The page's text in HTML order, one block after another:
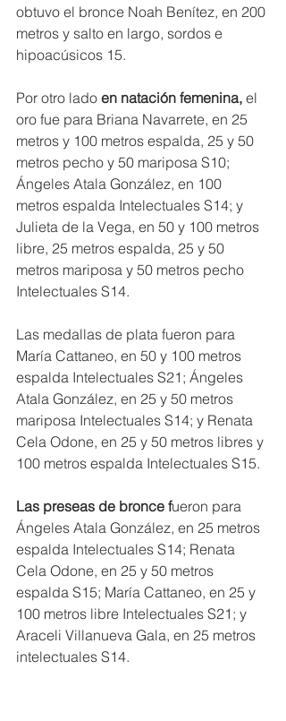
obtuvo el bronce Noah Benítez, en 200
metros y salto en largo, sordos e
hipoacúsicos 15.
Por otro lado en natación femenina, el
oro fue para Briana Navarrete, en 25
metros y 100 metros espalda, 25 y 50
metros pecho y 50 mariposa S10;
Ángeles Atala González, en 100
metros espalda Intelectuales S14; y
Julieta de la Vega, en 50 y 100 metros
libre, 25 metros espalda, 25 y 50
metros mariposa y 50 metros pecho
Intelectuales S14.
Las medallas de plata fueron para
María Cattaneo, en 50 y 100 metros
espalda Intelectuales S21; Ángeles
Atala González, en 25 y 50 metros
mariposa Intelectuales S14; y Renata
Cela Odone, en 25 y 50 metros libres y
100 metros espalda Intelectuales S15.
Las preseas de bronce fueron para
Ángeles Atala González, en 25 metros
espalda Intelectuales S14; Renata
Cela Odone, en 25 y 50 metros
espalda S15; María Cattaneo, en 25 y
100 metros libre Intelectuales S21; y
Araceli Villanueva Gala, en 25 metros
intelectuales S14.